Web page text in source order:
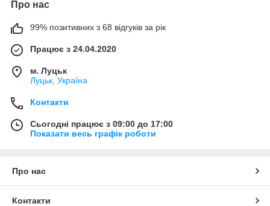
Про нас
99% позитивних з 68 відгуків за рік
Працює з 24.04.2020
м. Луцьк
Луцьк, Україна
Контакти
Сьогодні працює з 09:00 до 17:00
Показати весь графік роботи
Про нас
Контакти